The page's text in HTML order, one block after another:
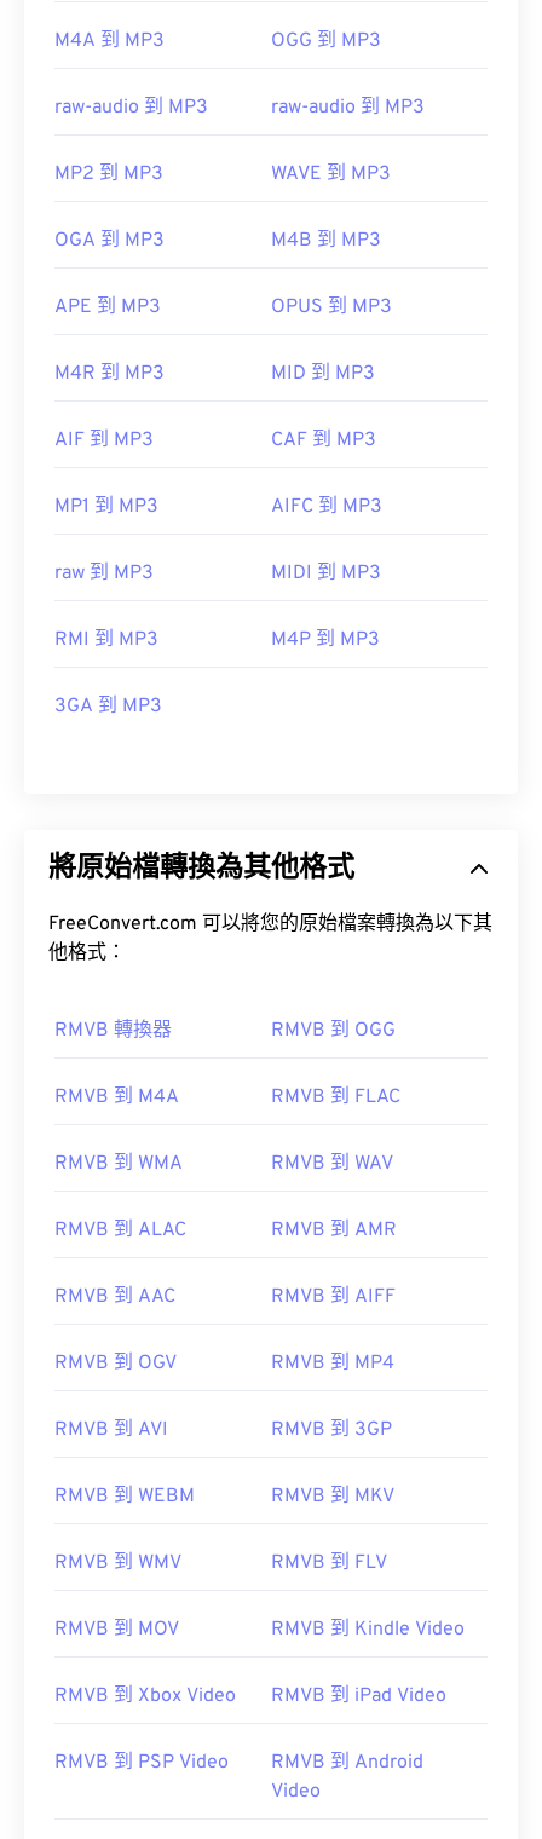
00 00
00 00
M4A 到 MP3 OGG 到 MP3
raw-audio 到 MP3 raw-audio 到 MP3
MP2 到 MP3 WAVE 到 MP3
OGA 到 MP3 M4B 到 MP3
APE 到 MP3 OPUS 到 MP3
M4R 到 MP3 MID 到 MP3
AIF 到 MP3 CAF 到 MP3
MP1 到 MP3 AIFC 到 MP3
raw 到 MP3 MIDI 到 MP3
RMI 到 MP3 M4P 到 MP3
3GA 到 MP3
將原始檔轉換為其他格式
FreeConvert.com 可以將您的原始檔案轉換為以下其
他格式：
RMVB 轉換器 RMVB 到 OGG
RMVB 到 M4A RMVB 到 FLAC
RMVB 到 WMA RMVB 到 WAV
RMVB 到 ALAC RMVB 到 AMR
RMVB 到 AAC RMVB 到 AIFF
RMVB 到 OGV RMVB 到 MP4
RMVB 到 AVI RMVB 到 3GP
RMVB 到 WEBM RMVB 到 MKV
RMVB 到 WMV RMVB 到 FLV
RMVB 到 MOV RMVB 到 Kindle Video
RMVB 到 Xbox Video RMVB 到 iPad Video
RMVB 到 PSP Video
RMVB 到 Android
Video